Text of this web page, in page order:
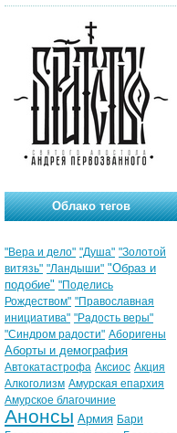
Облако тегов
"Вера и дело" "Душа" "Золотой
витязь" "Ландыши" "Образ и
подобие" "Поделись
Рождеством" "Православная
инициатива" "Радость веры"
"Синдром радости" Аборигены
Аборты и демография
Автокатастрофа Аксиос Акция
Алкоголизм Амурская епархия
Амурское благочиние
Анонсы Армия Бари